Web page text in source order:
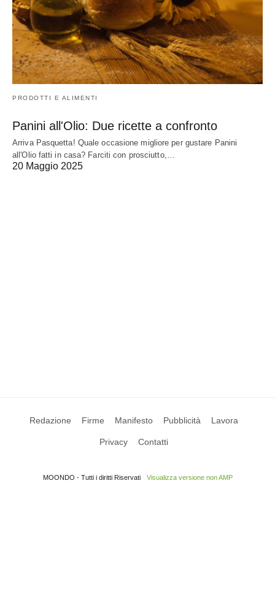
PRODOTTI E ALIMENTI
Panini all'Olio: Due ricette a confronto
Arriva Pasquetta! Quale occasione migliore per gustare Panini
all'Olio fatti in casa? Farciti con prosciutto,…
20 Maggio 2025
Redazione Firme Manifesto Pubblicità Lavora
Privacy Contatti
MOONDO - Tutti i diritti Riservati Visualizza versione non AMP